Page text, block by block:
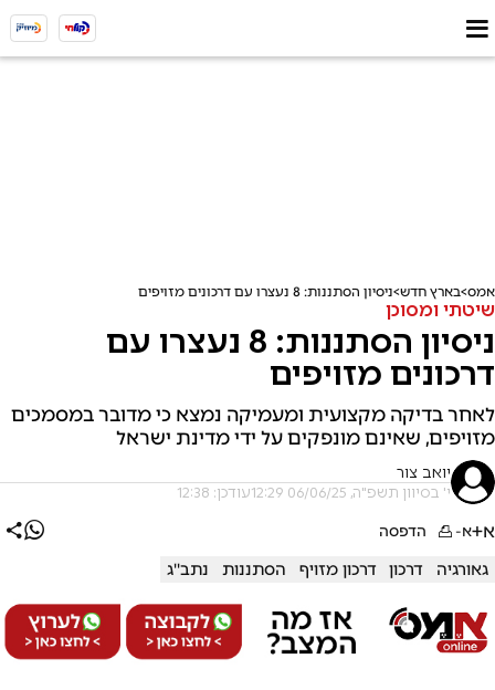
אמס בארץ חדש ניסיון הסתננות: 8 נעצרו עם דרכונים מזויפים
שיטתי ומסוכן
ניסיון הסתננות: 8 נעצרו עם
דרכונים מזויפים
לאחר בדיקה מקצועית ומעמיקה נמצא כי מדובר במסמכים
מזויפים, שאינם מונפקים על ידי מדינת ישראל
יואב צור
י' בסיוון תשפ"ה, 06/06/25 12:29 עודכן: 12:38
א+א- הדפסה
גאורגיה דרכון דרכון מזויף הסתננות נתב''ג